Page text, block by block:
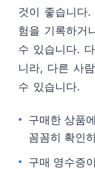
것이 좋습니다
험을 기록하거
수 있습니다.
니라, 다른 사
수 있습니다.
구매한 상품
꼼꼼히 확인
구매 영수증